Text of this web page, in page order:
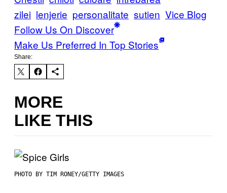
zilei lenjerie personalitate sutien Vice Blog
Follow Us On Discover
Make Us Preferred In Top Stories
Share:
MORE
LIKE THIS
PHOTO BY TIM RONEY/GETTY IMAGES